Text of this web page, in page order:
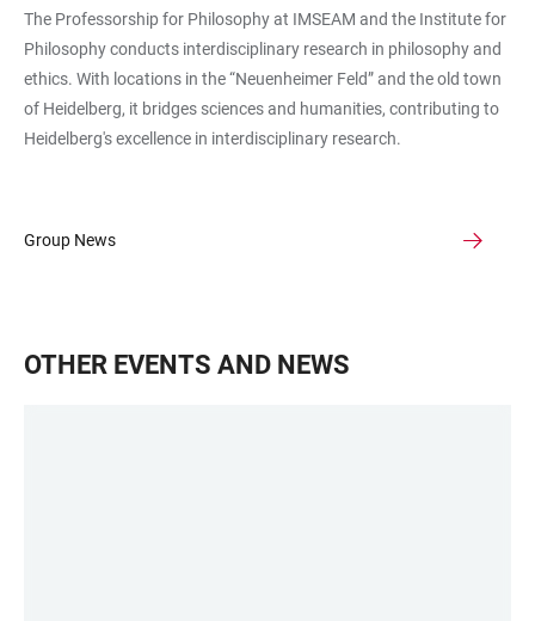
The Professorship for Philosophy at IMSEAM and the Institute for
Philosophy conducts interdisciplinary research in philosophy and
ethics. With locations in the “Neuenheimer Feld” and the old town
of Heidelberg, it bridges sciences and humanities, contributing to
Heidelberg's excellence in interdisciplinary research.
Group News
OTHER EVENTS AND NEWS